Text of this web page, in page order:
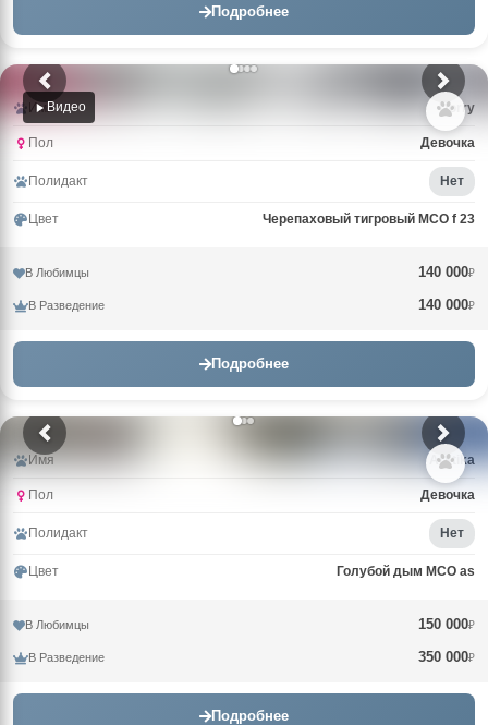
Подробнее
Видео
Имя Uorry
Пол Девочка
Полидакт Нет
Цвет Черепаховый тигровый MCO f 23
В Любимцы 140 000₽
В Разведение 140 000₽
Подробнее
Имя Arktika
Пол Девочка
Полидакт Нет
Цвет Голубой дым MCO as
В Любимцы 150 000₽
В Разведение 350 000₽
Подробнее